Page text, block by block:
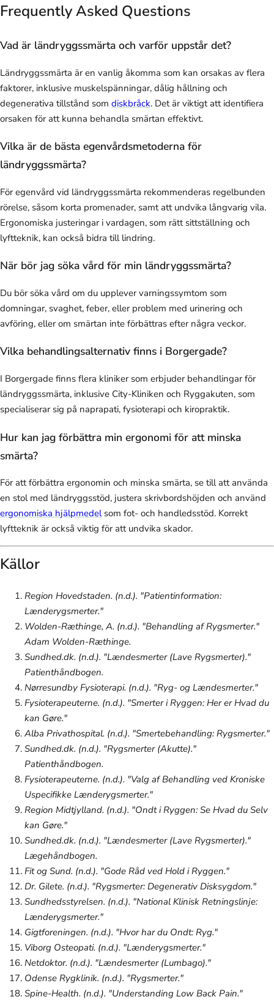
Frequently Asked Questions
Vad är ländryggssmärta och varför uppstår det?
Ländryggssmärta är en vanlig åkomma som kan orsakas av flera
faktorer, inklusive muskelspänningar, dålig hållning och
degenerativa tillstånd som diskbråck. Det är viktigt att identifiera
orsaken för att kunna behandla smärtan effektivt.
Vilka är de bästa egenvårdsmetoderna för
ländryggssmärta?
För egenvård vid ländryggssmärta rekommenderas regelbunden
rörelse, såsom korta promenader, samt att undvika långvarig vila.
Ergonomiska justeringar i vardagen, som rätt sittställning och
lyftteknik, kan också bidra till lindring.
När bör jag söka vård för min ländryggssmärta?
Du bör söka vård om du upplever varningssymtom som
domningar, svaghet, feber, eller problem med urinering och
avföring, eller om smärtan inte förbättras efter några veckor.
Vilka behandlingsalternativ finns i Borgergade?
I Borgergade finns flera kliniker som erbjuder behandlingar för
ländryggssmärta, inklusive City-Kliniken och Ryggakuten, som
specialiserar sig på naprapati, fysioterapi och kiropraktik.
Hur kan jag förbättra min ergonomi för att minska
smärta?
För att förbättra ergonomin och minska smärta, se till att använda
en stol med ländryggsstöd, justera skrivbordshöjden och använd
ergonomiska hjälpmedelsom fot- och handledsstöd. Korrekt
lyftteknik är också viktig för att undvika skador.
Källor
Region Hovedstaden. (n.d.). "Patientinformation:
Lænderygsmerter."
Wolden-Ræthinge, A. (n.d.). "Behandling af Rygsmerter."
Adam Wolden-Ræthinge.
Sundhed.dk. (n.d.). "Lændesmerter (Lave Rygsmerter)."
Patienthåndbogen.
Nørresundby Fysioterapi. (n.d.). "Ryg- og Lændesmerter."
Fysioterapeuterne. (n.d.). "Smerter i Ryggen: Her er Hvad du
kan Gøre."
Alba Privathospital. (n.d.). "Smertebehandling: Rygsmerter."
Sundhed.dk. (n.d.). "Rygsmerter (Akutte)."
Patienthåndbogen.
Fysioterapeuterne. (n.d.). "Valg af Behandling ved Kroniske
Uspecifikke Lænderygsmerter."
Region Midtjylland. (n.d.). "Ondt i Ryggen: Se Hvad du Selv
kan Gøre."
Sundhed.dk. (n.d.). "Lændesmerter (Lave Rygsmerter)."
Lægehåndbogen.
Fit og Sund. (n.d.). "Gode Råd ved Hold i Ryggen."
Dr. Gilete. (n.d.). "Rygsmerter: Degenerativ Disksygdom."
Sundhedsstyrelsen. (n.d.). "National Klinisk Retningslinje:
Lænderygsmerter."
Gigtforeningen. (n.d.). "Hvor har du Ondt: Ryg."
Viborg Osteopati. (n.d.). "Lænderygsmerter."
Netdoktor. (n.d.). "Lændesmerter (Lumbago)."
Odense Rygklinik. (n.d.). "Rygsmerter."
Spine-Health. (n.d.). "Understanding Low Back Pain."